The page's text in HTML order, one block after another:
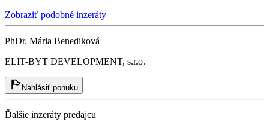
Zobraziť podobné inzeráty
PhDr. Mária Benediková
ELIT-BYT DEVELOPMENT, s.r.o.
Nahlásiť ponuku
Ďalšie inzeráty predajcu